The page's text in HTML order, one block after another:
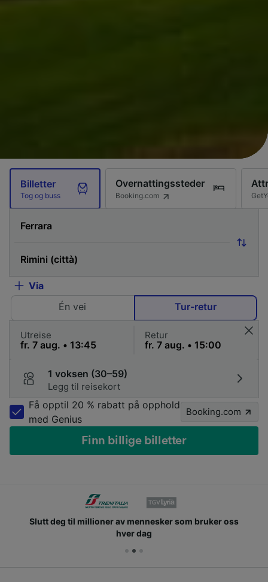
Billetter
Tog og buss
Overnattingssteder
Booking.com
Via
Én vei
Tur-retur
Utreise Retur
1 voksen (30–59)
Legg til reisekort
Få opptil 20 % rabatt på opphold
med Genius
Booking.com
Finn billige billetter
Slutt deg til millioner av mennesker som bruker oss
hver dag